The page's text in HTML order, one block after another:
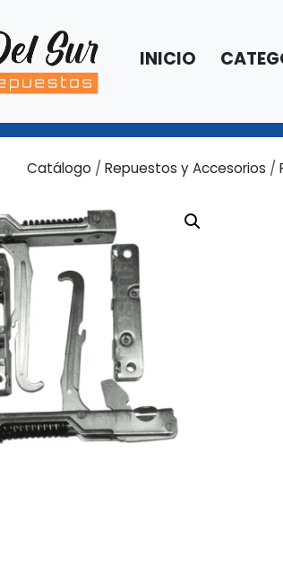
INICIO
Catálogo / Repuestos y Accesorios /